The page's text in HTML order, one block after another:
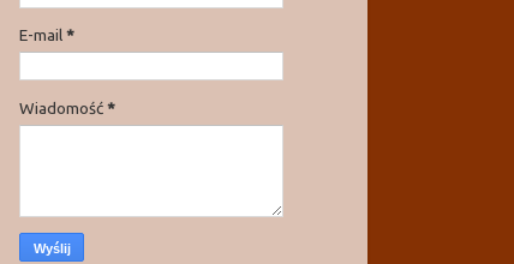
E-mail*
Wiadomość*